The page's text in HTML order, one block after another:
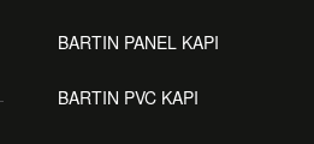
BARTIN PANEL KAPI
BARTIN PVC KAPI